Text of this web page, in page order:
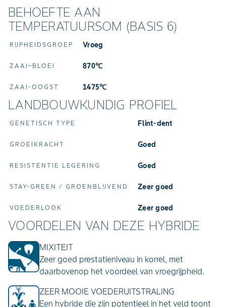
BEHOEFTE AAN
TEMPERATUURSOM (BASIS 6)
RIJPHEIDSGROEP Vroeg
ZAAI–BLOEI 870℃
ZAAI-OOGST 1475℃
LANDBOUWKUNDIG PROFIEL
GENETISCH TYPE Flint-dent
GROEIKRACHT Goed
RESISTENTIE LEGERING Goed
STAY‑GREEN / GROENBLIJVEND Zeer goed
VOEDERLOOK Zeer goed
VOORDELEN VAN DEZE HYBRIDE
MIXITEIT
Zeer goed prestatieniveau in korrel, met
daarbovenop het voordeel van vroegrijpheid.
ZEER MOOIE VOEDERUITSTRALING
Een hybride die zijn potentieel in het veld toont